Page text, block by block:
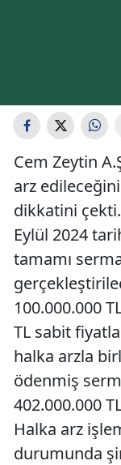
Cem Zeytin
arz edileceğini
dikkatini
Eylül 2024
tamamı
100.000.000
TL sabit
halka arzla
ödenmiş
402.000.000
Halka arz
durumunda